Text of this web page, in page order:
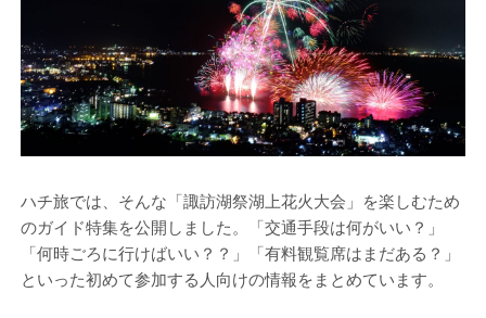
ハチ旅では、そんな「諏訪湖祭湖上花火大会」を楽しむため
のガイド特集を公開しました。「交通手段は何がいい？」
「何時ごろに行けばいい？？」「有料観覧席はまだある？」
といった初めて参加する人向けの情報をまとめています。